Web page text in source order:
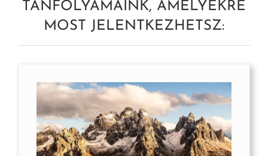
TANFOLYAMAINK, AMELYEKRE
MOST JELENTKEZHETSZ: